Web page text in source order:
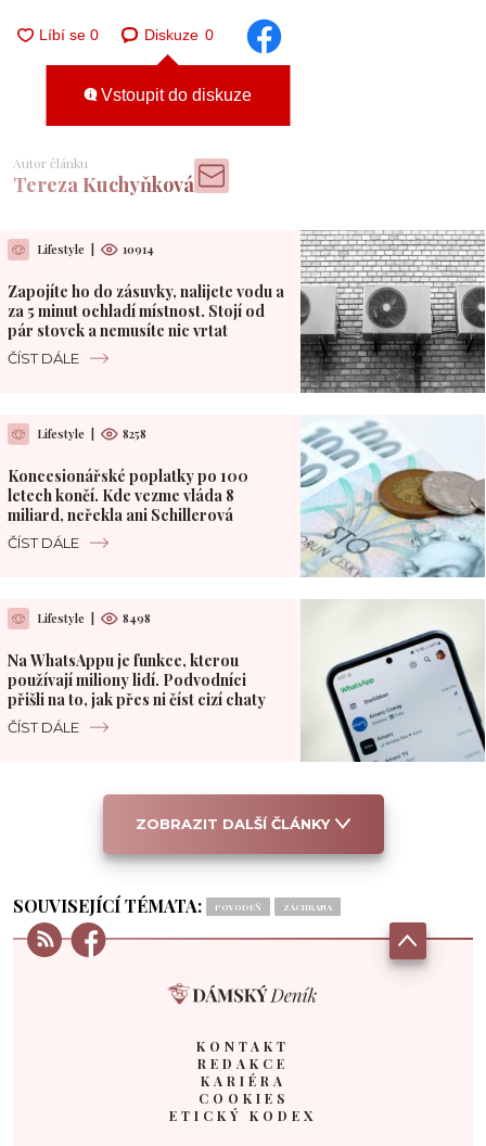
Diskuze 0
Vstoupit do diskuze
Autor článku
Tereza Kuchyňková
Lifestyle 10914
Zapojíte ho do zásuvky, nalijete vodu a
za 5 minut ochladí místnost. Stojí od
pár stovek a nemusíte nic vrtat
ČÍST DÁLE
Lifestyle 8258
Koncesionářské poplatky po 100
letech končí. Kde vezme vláda 8
miliard, neřekla ani Schillerová
ČÍST DÁLE
Lifestyle 8498
Na WhatsAppu je funkce, kterou
používají miliony lidí. Podvodníci
přišli na to, jak přes ni číst cizí chaty
ČÍST DÁLE
ZOBRAZIT DALŠÍ ČLÁNKY
SOUVISEJÍCÍ TÉMATA: POVODEŇ ZÁCHRANA
KONTAKT
REDAKCE
KARIÉRA
COOKIES
ETICKÝ KODEX